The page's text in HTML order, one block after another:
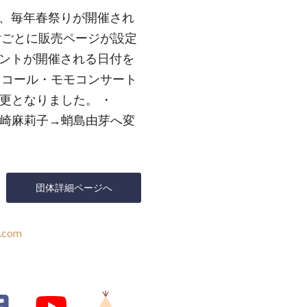
毎年春祭りが開催され
とに販売ページが設定
トが開催される日付を
ール・モモコンサート
となりました。 ・
麻莉子→蛸島由芽へ変
団体詳細ページへ